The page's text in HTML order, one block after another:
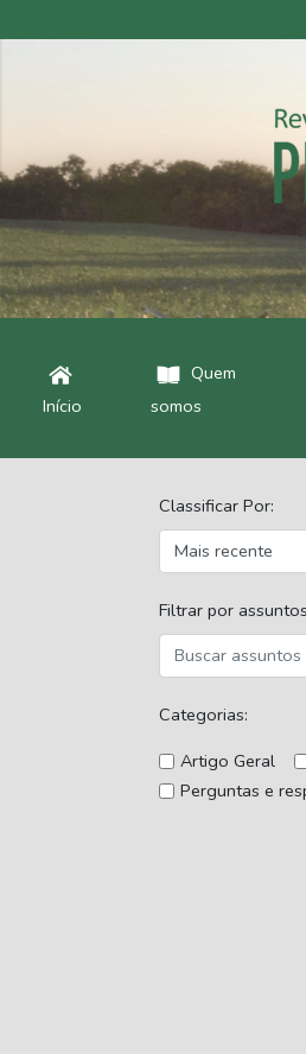
Início
Quem
somos
Classificar Por:
Filtrar por
Categorias:
Artigo Geral
Perguntas e